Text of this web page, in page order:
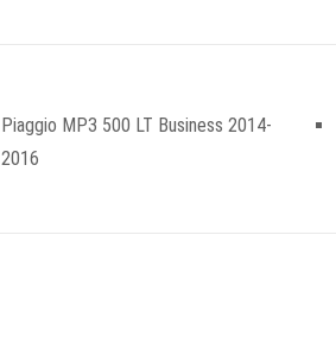
Piaggio MP3 500 LT Business 2014-
2016